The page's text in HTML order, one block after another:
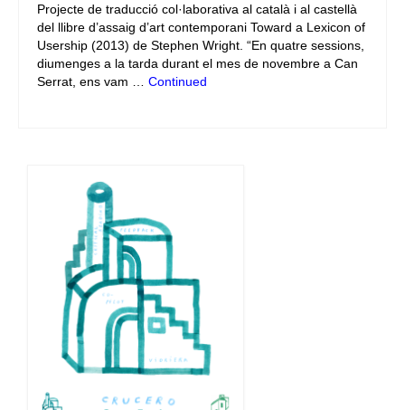
Projecte de traducció col·laborativa al català i al castellà
del llibre d’assaig d’art contemporani Toward a Lexicon of
Usership (2013) de Stephen Wright. “En quatre sessions,
diumenges a la tarda durant el mes de novembre a Can
Serrat, ens vam … Continued